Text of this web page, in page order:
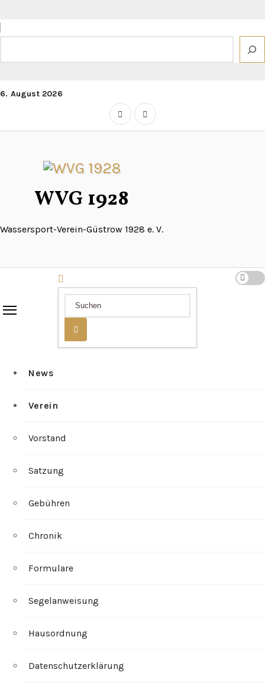
Inhalt
springen
6. August 2026
WVG 1928
Wassersport-Verein-Güstrow 1928 e. V.
News
Verein
Vorstand
Satzung
Gebühren
Chronik
Formulare
Segelanweisung
Hausordnung
Datenschutzerklärung